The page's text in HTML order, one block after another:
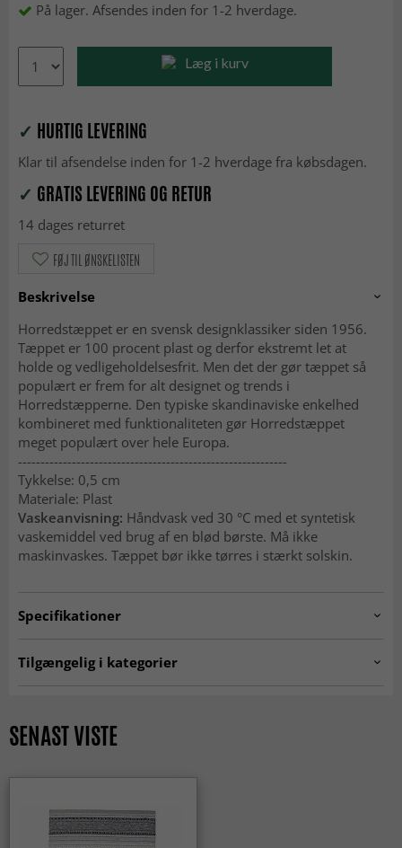
På lager. Afsendes inden for 1-2 hverdage.
Læg i kurv
✓ HURTIG LEVERING
Klar til afsendelse inden for 1-2 hverdage fra købsdagen.
✓ GRATIS LEVERING OG RETUR
14 dages returret
FØJ TIL ØNSKELISTEN
Beskrivelse
Horredstæppet er en svensk designklassiker siden 1956.
Tæppet er 100 procent plast og derfor ekstremt let at
holde og vedligeholdelsesfrit. Men det der gør tæppet så
populært er frem for alt designet og trends i
Horredstæpperne. Den typiske skandinaviske enkelhed
kombineret med funktionaliteten gør Horredstæppet
meget populært over hele Europa.
------------------------------------------------------------
Tykkelse: 0,5 cm
Materiale: Plast
Vaskeanvisning: Håndvask ved 30 °C med et syntetisk
vaskemiddel ved brug af en blød børste. Må ikke
maskinvaskes. Tæppet bør ikke tørres i stærkt solskin.
Specifikationer
Tilgængelig i kategorier
Tæpper 160x230 cm
ALLE TÆPPER
SENAST VISTE